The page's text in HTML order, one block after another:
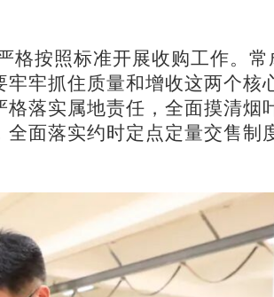
格按照标准开展收购工作。常
牢抓住质量和增收这两个核
落实属地责任，全面摸清烟
面落实约时定点定量交售制